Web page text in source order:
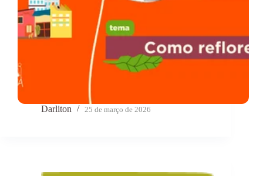
Darliton 25 de março de 2026